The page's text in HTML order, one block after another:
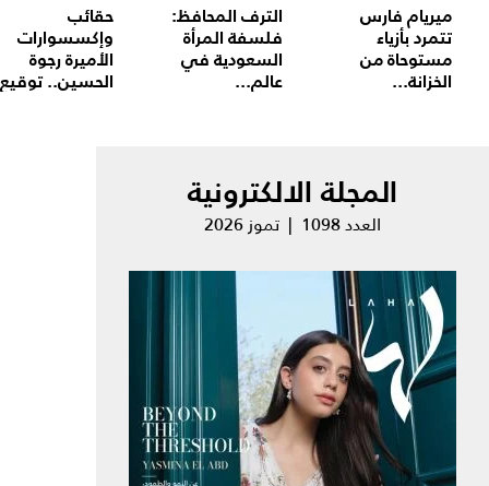
ميريام فارس
تتمرد بأزياء
مستوحاة من
الخزانة...
الترف المحافظ:
فلسفة المرأة
السعودية في
عالم...
حقائب
وإكسسوارات
الأميرة رجوة
الحسين..
المجلة الالكترونية
العدد 1098 | تموز 2026